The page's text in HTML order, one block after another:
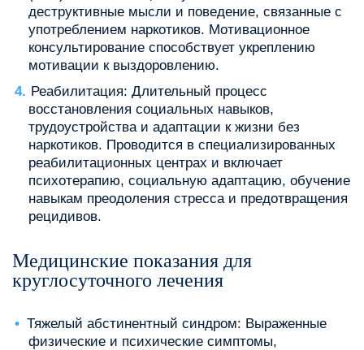
деструктивные мысли и поведение, связанные с
употреблением наркотиков. Мотивационное
консультирование способствует укреплению
мотивации к выздоровлению.
Реабилитация: Длительный процесс
восстановления социальных навыков,
трудоустройства и адаптации к жизни без
наркотиков. Проводится в специализированных
реабилитационных центрах и включает
психотерапию, социальную адаптацию, обучение
навыкам преодоления стресса и предотвращения
рецидивов.
Медицинские показания для
круглосуточного лечения
Тяжелый абстинентный синдром: Выраженные
физические и психические симптомы,